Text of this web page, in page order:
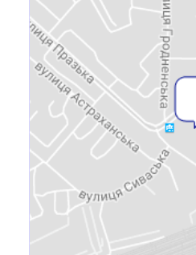
Ссылка для мобильных устройств